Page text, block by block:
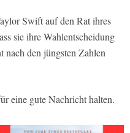
Swift auf den Rat ihres
sie ihre Wahlentscheidung
nach den jüngsten Zahlen
eine gute Nachricht halten.